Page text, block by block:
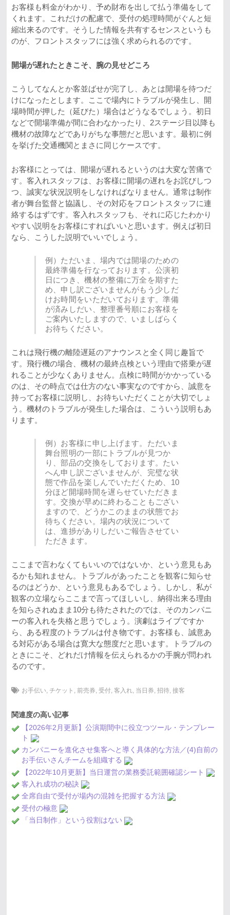
お客様も料金がわかり、予め財布を出して払う準備をして
くれます。これだけの配慮で、受付の処理時間がぐんと短
縮出来るのです。そうした情報を共有するセンスというも
のが、フロントスタッフには強く求められるのです。
開場が遅れたときこそ、腕の見せどころ
こうしてなんとか客並ばせが完了し、あとは開場を待つだ
けになったとします。ここで場内にトラブルが発生し、開
場時間が押した（延びた）場合はどうなるでしょう。初日
などで開場準備が間に合わなかったり、2ステージ目以降も
機材の故障などでありがちな事態だと思います。最初に例
を挙げた交通機関とまさに同じケースです。
お客様にとっては、開場が遅れるというのは大変な苦痛で
す。客入れスタッフは、お客様に開場の遅れをお詫びしつ
つ、誠実な状況説明をしなければなりません。通常は制作
者が舞台監督と協議し、その対応をフロントスタッフに連
絡するはずです。客入れスタッフも、それに応じたわかり
やすい説明をお客様にすればいいと思います。例えば初日
なら、こうした説明でいいでしょう。
例）ただいま、場内では開場のための
最終準備を行なっております。公演初
日につき、機材の整備に万全を期すた
め、申し訳ございませんがもう少しだ
けお時間をいただいております。準備
が済みしだい、整理番号順にお客様を
ご案内いたしますので、いましばらく
お待ちください。
これは飛行機の離陸遅延のアナウンスと全く同じ趣旨で
す。飛行機の場合、機材の最終点検という理由で搭乗が遅
れることが少なくありません。点検に時間がかかっている
のは、その時点では仕方のない事実なのですから、誠意を
持ってお客様に説明し、お待ちいただくことが大切でしょ
う。機材のトラブルが発生した場合は、こういう説明もあ
ります。
例）お客様に申し上げます。ただいま
舞台照明の一部にトラブルが見つか
り、部品の交換をしております。たい
へん申し訳ございませんが、完璧な状
態で作品を楽しんでいただくため、10
分ほど開場時間を遅らせていただきま
す。交換が早めに終わることもござい
ますので、どうかこのままの状態でお
待ちください。場内の状況について
は、進捗がありしだいご報告させてい
ただきます。
ここまで言わなくてもいいのではないか、という意見もあ
るかも知れません。トラブルがあったことを観客に知らせ
るのはどうか、という意見もあるでしょう。しかし、私が
観客の立場ならここまで言ってほしいし、納得出来る理由
を知らされぬまま10分も待たされたのでは、そのカンパニ
ーの客入れを失格と思うでしょう。演劇はライブですか
ら、ある程度のトラブルは付き物です。お客様も、誠意あ
る対応がある場合は寛大な態度だと思います。トラブルの
ときにこそ、どれだけ情報を伝えられるかの手腕が問われ
るのです。
お手伝い チケット 前売券 受付, 客入れ, 当日券 招待, 接客
関連度の高い記事
【2026年2月更新】公演期間中に役立つツール・テンプレー
ト
カンパニーを進化させ集客へと導く具体的な方法／(4)自前の
お手伝いさんチームを組織する
【2022年10月更新】当日運営の業務委託範囲確認シート
客入れ成功の秘訣
全席自由で受付が場内の混雑を把握する方法
受付の極意
「当日制作」という役割はない